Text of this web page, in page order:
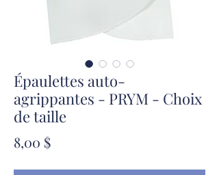
Épaulettes auto-
agrippantes - PRYM - Choix
de taille
8,00 $Prix